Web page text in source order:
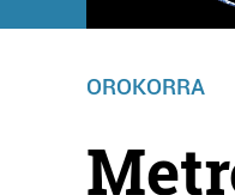
OROKORRA